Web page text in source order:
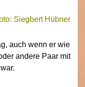
Siegbert Hübner
auch wenn er wie
andere Paar mit